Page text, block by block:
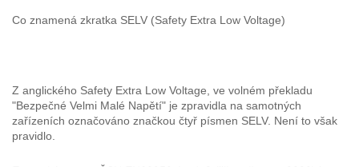
Co znamená zkratka SELV (Safety Extra Low Voltage)
Z anglického Safety Extra Low Voltage, ve volném překladu
"Bezpečné Velmi Malé Napětí" je zpravidla na samotných
zařízeních označováno značkou čtyř písmen SELV. Není to však
pravidlo.